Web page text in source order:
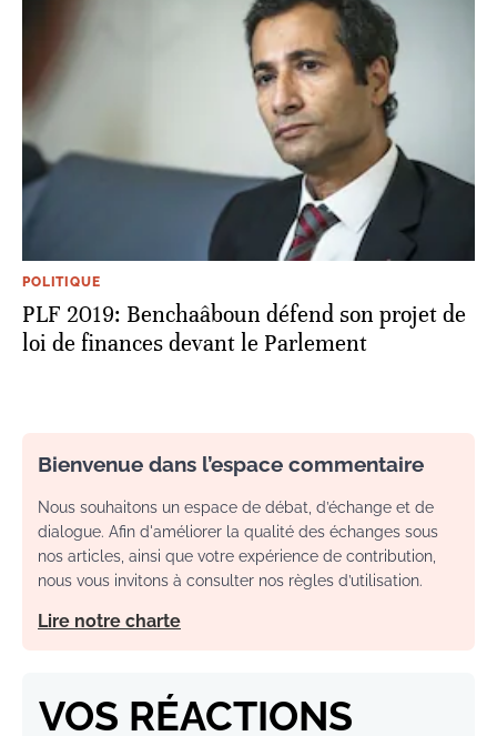
POLITIQUE
PLF 2019: Benchaâboun défend son projet de
loi de finances devant le Parlement
Bienvenue dans l’espace commentaire
Nous souhaitons un espace de débat, d’échange et de
dialogue. Afin d'améliorer la qualité des échanges sous
nos articles, ainsi que votre expérience de contribution,
nous vous invitons à consulter nos règles d’utilisation.
Lire notre charte
VOS RÉACTIONS